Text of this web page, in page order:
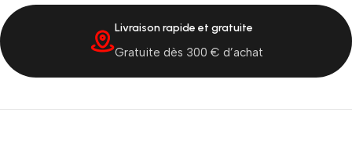
Livraison rapide et gratuite
Gratuite dès 300 € d’achat